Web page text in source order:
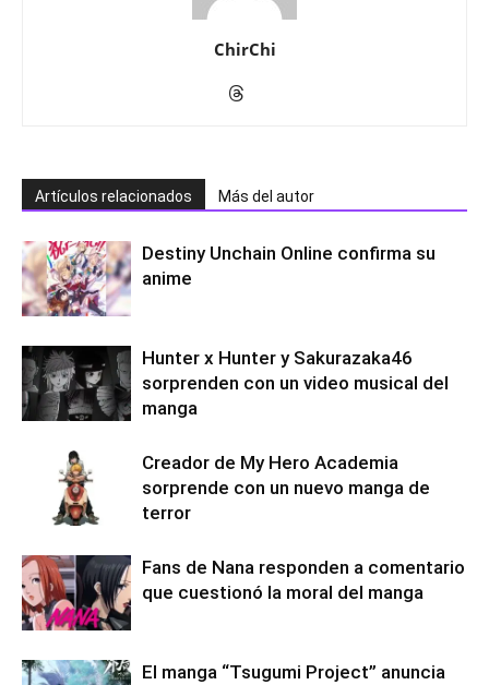
ChirChi
Artículos relacionados Más del autor
Destiny Unchain Online confirma su
anime
Hunter x Hunter y Sakurazaka46
sorprenden con un video musical del
manga
Creador de My Hero Academia
sorprende con un nuevo manga de
terror
Fans de Nana responden a comentario
que cuestionó la moral del manga
El manga “Tsugumi Project” anuncia